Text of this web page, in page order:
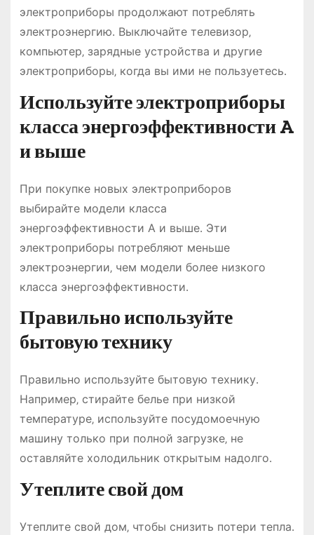
электроприборы продолжают потреблять
электроэнергию․ Выключайте телевизор‚
компьютер‚ зарядные устройства и другие
электроприборы‚ когда вы ими не пользуетесь․
Используйте электроприборы
класса энергоэффективности A
и выше
При покупке новых электроприборов
выбирайте модели класса
энергоэффективности A и выше․ Эти
электроприборы потребляют меньше
электроэнергии‚ чем модели более низкого
класса энергоэффективности․
Правильно используйте
бытовую технику
Правильно используйте бытовую технику․
Например‚ стирайте белье при низкой
температуре‚ используйте посудомоечную
машину только при полной загрузке‚ не
оставляйте холодильник открытым надолго․
Утеплите свой дом
Утеплите свой дом‚ чтобы снизить потери тепла․